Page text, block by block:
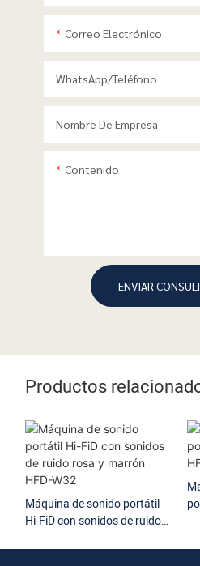
Correo Electrónico
WhatsApp/teléfono
Nombre De Empresa
Contenido
ENVIAR
Productos
Máquina de sonido portátil
Hi-FiD con sonidos de ruido